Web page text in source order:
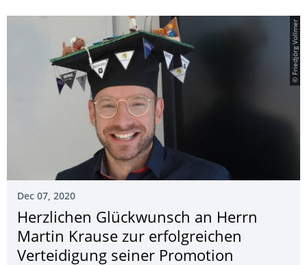
© Friedjörg Vollmer
Dec 07, 2020
Herzlichen Glückwunsch an Herrn
Martin Krause zur erfolgreichen
Verteidigung seiner Promotion